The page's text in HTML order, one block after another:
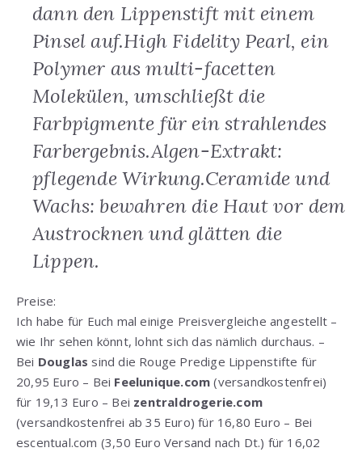
dann den Lippenstift mit einem
Pinsel auf.High Fidelity Pearl, ein
Polymer aus multi-facetten
Molekülen, umschließt die
Farbpigmente für ein strahlendes
Farbergebnis.Algen-Extrakt:
pflegende Wirkung.Ceramide und
Wachs: bewahren die Haut vor dem
Austrocknen und glätten die
Lippen.
Preise:
Ich habe für Euch mal einige Preisvergleiche angestellt –
wie Ihr sehen könnt, lohnt sich das nämlich durchaus. –
Bei Douglas sind die Rouge Predige Lippenstifte für
20,95 Euro – Bei Feelunique.com (versandkostenfrei)
für 19,13 Euro – Bei zentraldrogerie.com
(versandkostenfrei ab 35 Euro) für 16,80 Euro – Bei
escentual.com (3,50 Euro Versand nach Dt.) für 16,02